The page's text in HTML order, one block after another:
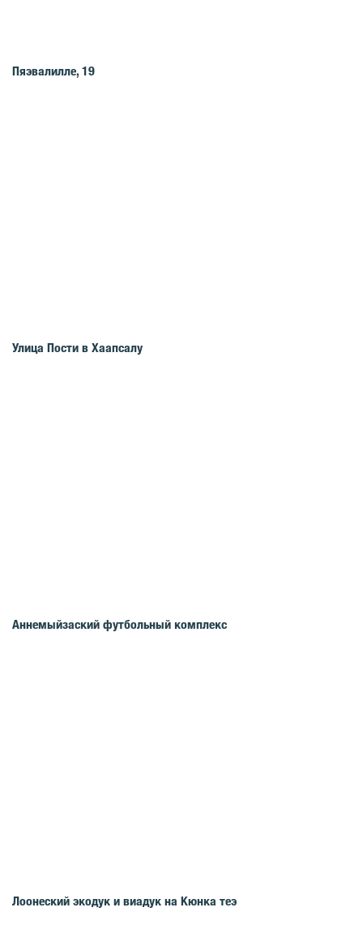
Пяэвалилле, 19
Улица Пости в Хаапсалу
Аннемыйзаский футбольный комплекс
Лоонеский экодук и виадук на Кюнка теэ